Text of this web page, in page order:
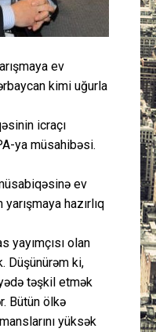
Layihə
Cəmiyyət
Peşə etikası
ev
kimi uğurla
icraçı
ya müsahibəsi.
ev
hazırlıq
yayımçısı olan
Düşünürəm ki,
təşkil etmək
Bütün ölkə
yüksək